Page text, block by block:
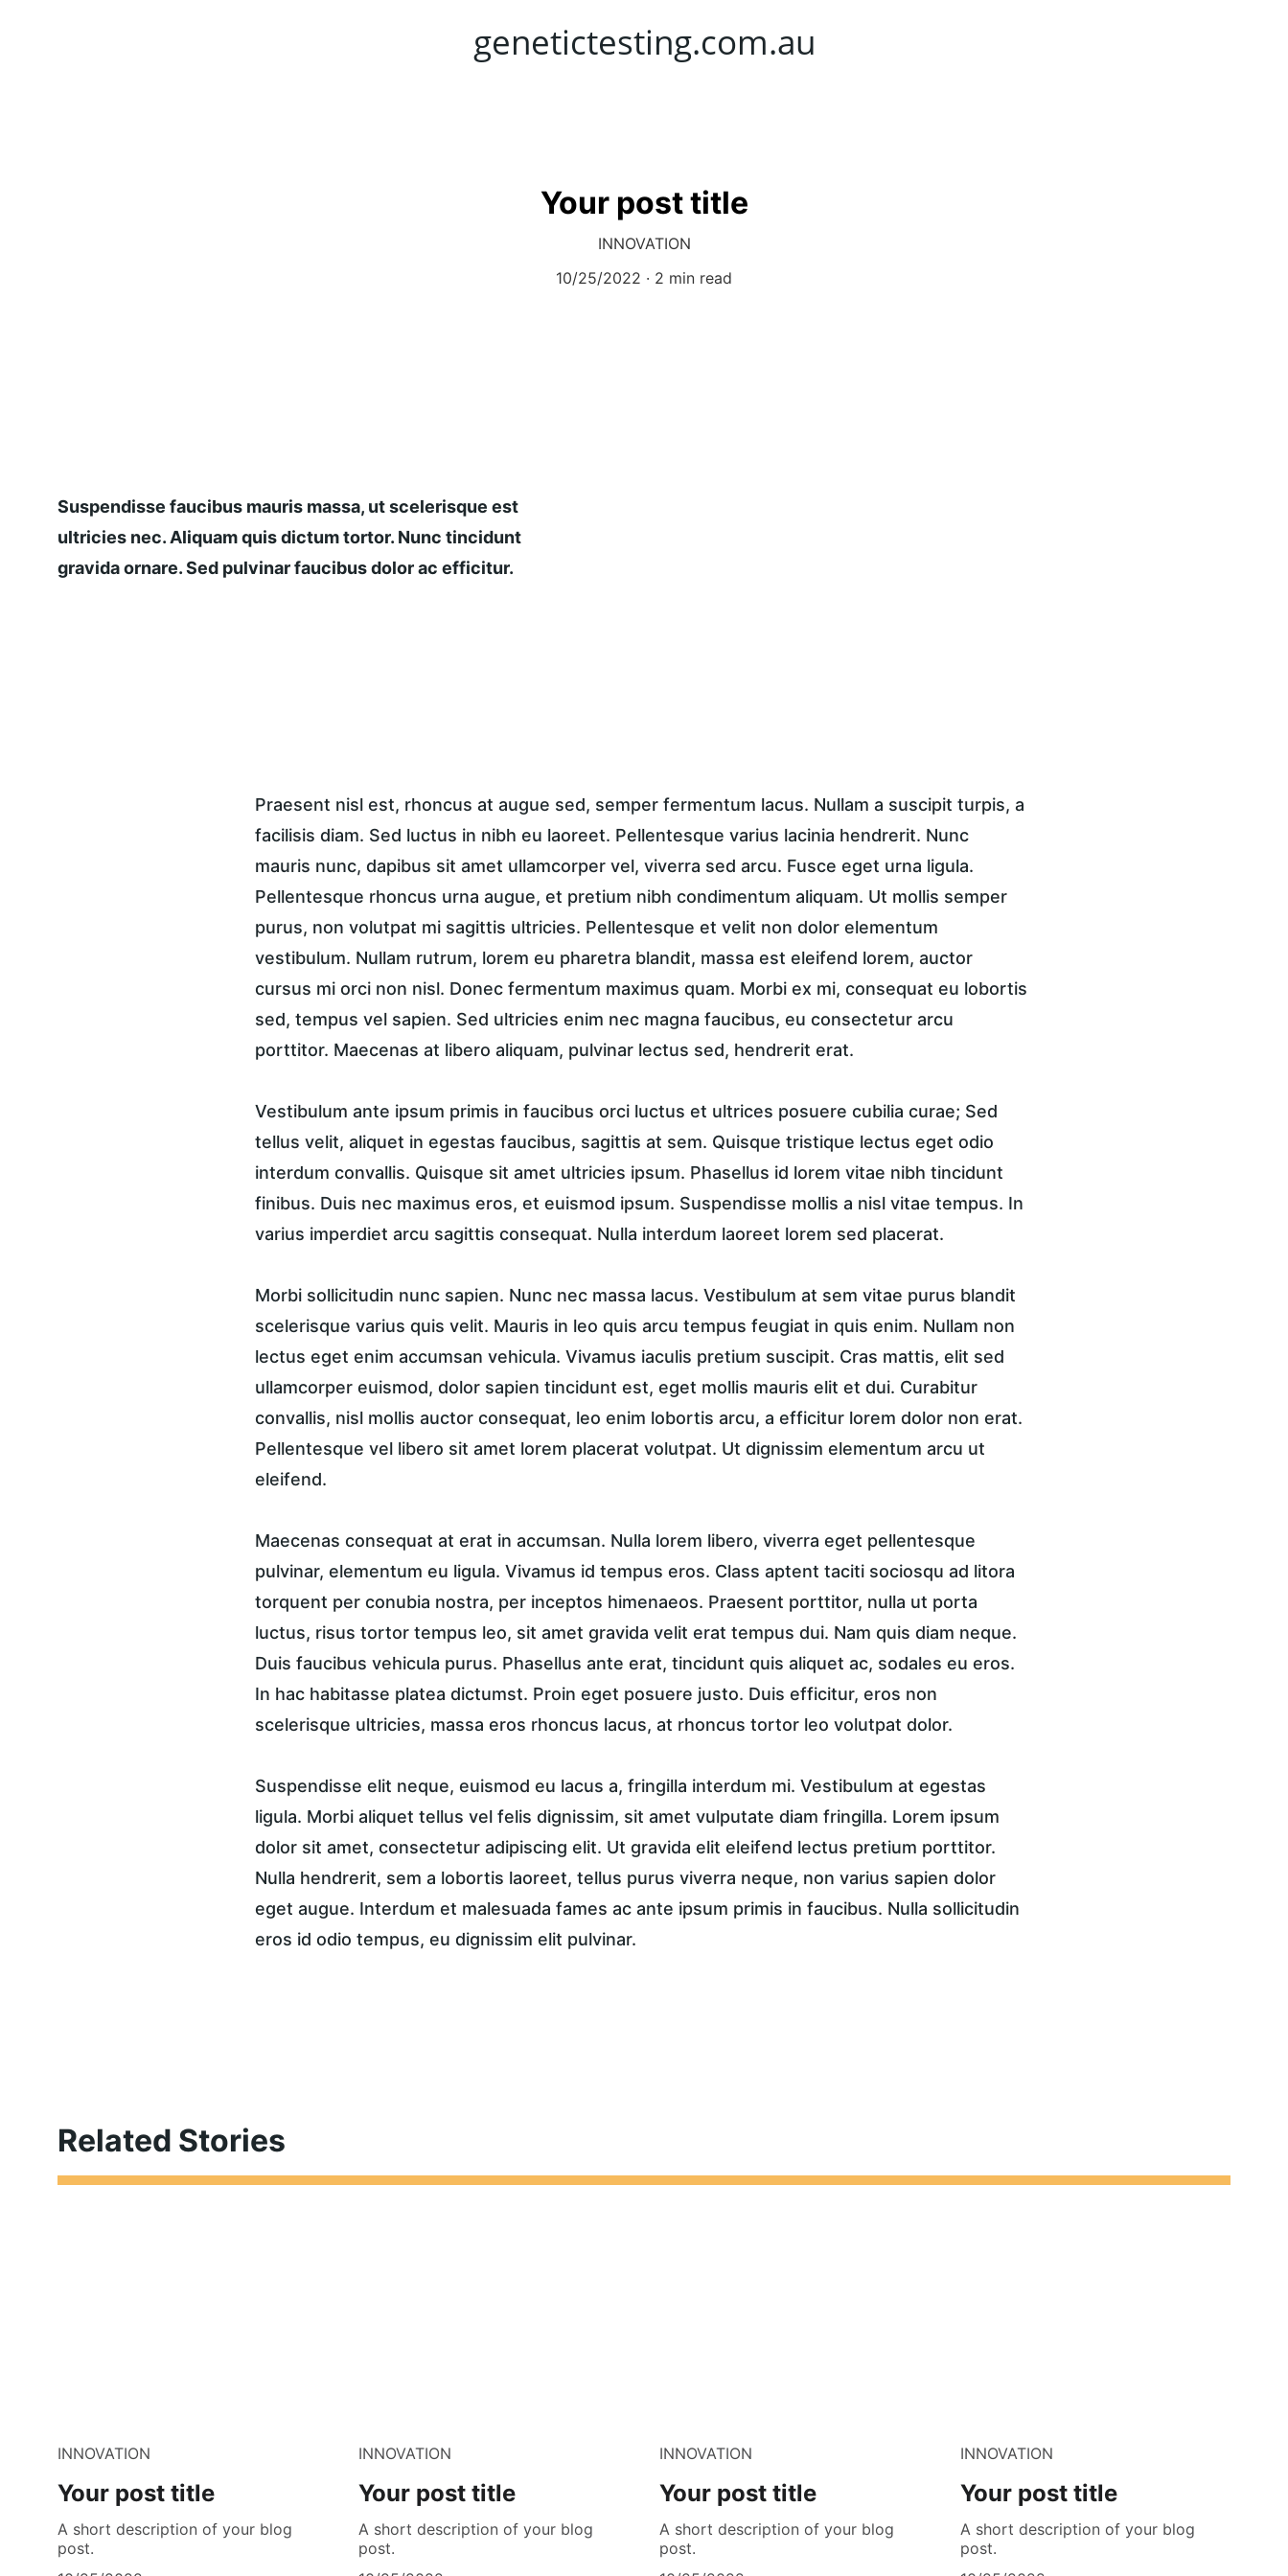
genetictesting.com.au
Your post title
INNOVATION
10/25/2022
2 min read
Suspendisse faucibus mauris massa, ut scelerisque est
ultricies nec. Aliquam quis dictum tortor. Nunc tincidunt
gravida ornare. Sed pulvinar faucibus dolor ac efficitur.
Praesent nisl est, rhoncus at augue sed, semper fermentum lacus. Nullam a suscipit turpis, a
facilisis diam. Sed luctus in nibh eu laoreet. Pellentesque varius lacinia hendrerit. Nunc
mauris nunc, dapibus sit amet ullamcorper vel, viverra sed arcu. Fusce eget urna ligula.
Pellentesque rhoncus urna augue, et pretium nibh condimentum aliquam. Ut mollis semper
purus, non volutpat mi sagittis ultricies. Pellentesque et velit non dolor elementum
vestibulum. Nullam rutrum, lorem eu pharetra blandit, massa est eleifend lorem, auctor
cursus mi orci non nisl. Donec fermentum maximus quam. Morbi ex mi, consequat eu lobortis
sed, tempus vel sapien. Sed ultricies enim nec magna faucibus, eu consectetur arcu
porttitor. Maecenas at libero aliquam, pulvinar lectus sed, hendrerit erat.
Vestibulum ante ipsum primis in faucibus orci luctus et ultrices posuere cubilia curae; Sed
tellus velit, aliquet in egestas faucibus, sagittis at sem. Quisque tristique lectus eget odio
interdum convallis. Quisque sit amet ultricies ipsum. Phasellus id lorem vitae nibh tincidunt
finibus. Duis nec maximus eros, et euismod ipsum. Suspendisse mollis a nisl vitae tempus. In
varius imperdiet arcu sagittis consequat. Nulla interdum laoreet lorem sed placerat.
Morbi sollicitudin nunc sapien. Nunc nec massa lacus. Vestibulum at sem vitae purus blandit
scelerisque varius quis velit. Mauris in leo quis arcu tempus feugiat in quis enim. Nullam non
lectus eget enim accumsan vehicula. Vivamus iaculis pretium suscipit. Cras mattis, elit sed
ullamcorper euismod, dolor sapien tincidunt est, eget mollis mauris elit et dui. Curabitur
convallis, nisl mollis auctor consequat, leo enim lobortis arcu, a efficitur lorem dolor non erat.
Pellentesque vel libero sit amet lorem placerat volutpat. Ut dignissim elementum arcu ut
eleifend.
Maecenas consequat at erat in accumsan. Nulla lorem libero, viverra eget pellentesque
pulvinar, elementum eu ligula. Vivamus id tempus eros. Class aptent taciti sociosqu ad litora
torquent per conubia nostra, per inceptos himenaeos. Praesent porttitor, nulla ut porta
luctus, risus tortor tempus leo, sit amet gravida velit erat tempus dui. Nam quis diam neque.
Duis faucibus vehicula purus. Phasellus ante erat, tincidunt quis aliquet ac, sodales eu eros.
In hac habitasse platea dictumst. Proin eget posuere justo. Duis efficitur, eros non
scelerisque ultricies, massa eros rhoncus lacus, at rhoncus tortor leo volutpat dolor.
Suspendisse elit neque, euismod eu lacus a, fringilla interdum mi. Vestibulum at egestas
ligula. Morbi aliquet tellus vel felis dignissim, sit amet vulputate diam fringilla. Lorem ipsum
dolor sit amet, consectetur adipiscing elit. Ut gravida elit eleifend lectus pretium porttitor.
Nulla hendrerit, sem a lobortis laoreet, tellus purus viverra neque, non varius sapien dolor
eget augue. Interdum et malesuada fames ac ante ipsum primis in faucibus. Nulla sollicitudin
eros id odio tempus, eu dignissim elit pulvinar.
Related Stories
INNOVATION
Your post title
A short description of your blog
post.
INNOVATION
Your post title
A short description of your blog
post.
INNOVATION
Your post title
A short description of your blog
post.
INNOVATION
Your post title
A short description of your blog
post.